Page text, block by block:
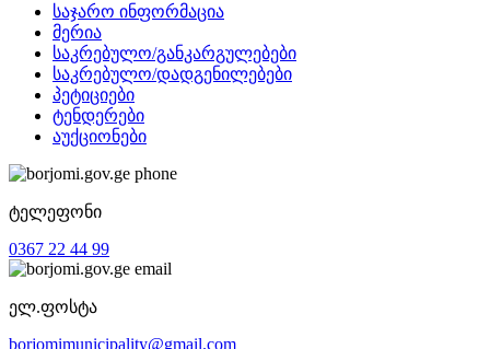
საჯარო ინფორმაცია
მერია
საკრებულო/განკარგულებები
საკრებულო/დადგენილებები
პეტიციები
ტენდერები
აუქციონები
ტელეფონი
0367 22 44 99
ელ.ფოსტა
borjomimunicipality@gmail.com